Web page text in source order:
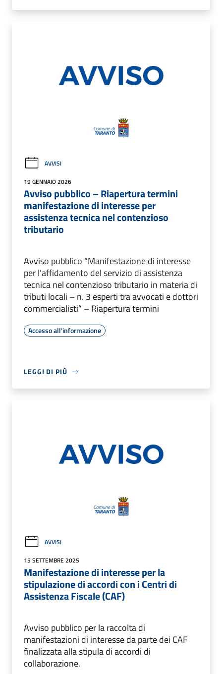
AVVISI
19 GENNAIO 2026
Avviso pubblico – Riapertura termini
manifestazione di interesse per
assistenza tecnica nel contenzioso
tributario
Avviso pubblico “Manifestazione di interesse
per l’affidamento del servizio di assistenza
tecnica nel contenzioso tributario in materia di
tributi locali – n. 3 esperti tra avvocati e dottori
commercialisti” – Riapertura termini
Accesso all'informazione
LEGGI DI PIÙ
AVVISI
15 SETTEMBRE 2025
Manifestazione di interesse per la
stipulazione di accordi con i Centri di
Assistenza Fiscale (CAF)
Avviso pubblico per la raccolta di
manifestazioni di interesse da parte dei CAF
finalizzata alla stipula di accordi di
collaborazione.